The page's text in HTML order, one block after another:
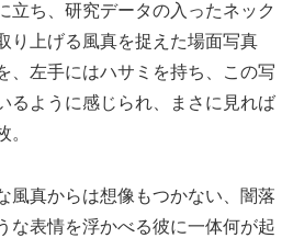
立ち、研究データの入ったネック
り上げる風真を捉えた場面写真
、左手にはハサミを持ち、この写
るように感じられ、まさに見れば
。
風真からは想像もつかない、闇落
な表情を浮かべる彼に一体何が起